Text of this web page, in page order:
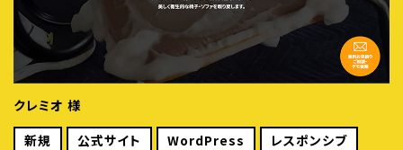
クレミオ 様
新規
公式サイト WordPress
レスポンシブ